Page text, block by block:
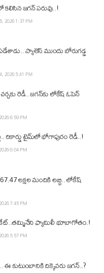
జగన్ పరువు..!
2026 1:37 PM
ప్యాలెస్‌ ముందు బోరుగడ్డ
2026 5:41 PM
రెడీ.. జగన్‌కు లోకేష్‌ ఓపెన్
6:59 PM
అభివృద్ధి.. రికార్డు టైమ్‌లో భోగాపురం రెడీ..!
6:04 PM
లక్షల మందికి లబ్ధి.. లోకేష్‌
7:45 PM
ఫ్యామిలీ భూబాగోతం.!
5:57 PM
కుటుంబానికి దిక్కెవరు జగన్..?